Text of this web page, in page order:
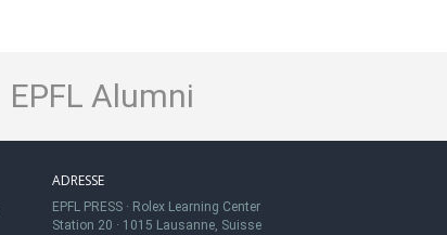
EPFL Alumni
ADRESSE
EPFL PRESS · Rolex Learning Center
Station 20 · 1015 Lausanne, Suisse